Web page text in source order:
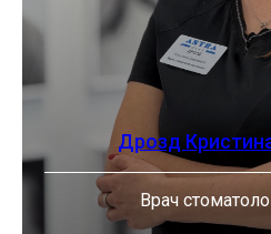
Дрозд
Врач